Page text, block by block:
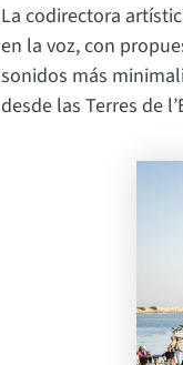
La codirectora
en la voz, con
sonidos más
desde las Terres de